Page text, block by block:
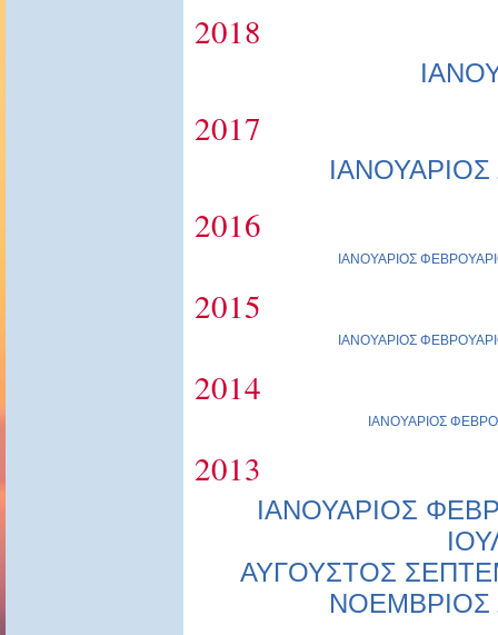
2018
2017
ΙΑΝΟΥΑΡΙΟΣ
2016
ΙΑΝΟΥΑΡΙΟΣ
2015
ΙΑΝΟΥΑΡΙΟΣ
2014
ΙΑΝΟΥΑΡΙΟΣ
2013
ΙΑΝΟΥΑΡΙΟΣ
ΑΥΓΟΥΣΤΟΣ
ΝΟΕΜΒΡΙΟΣ